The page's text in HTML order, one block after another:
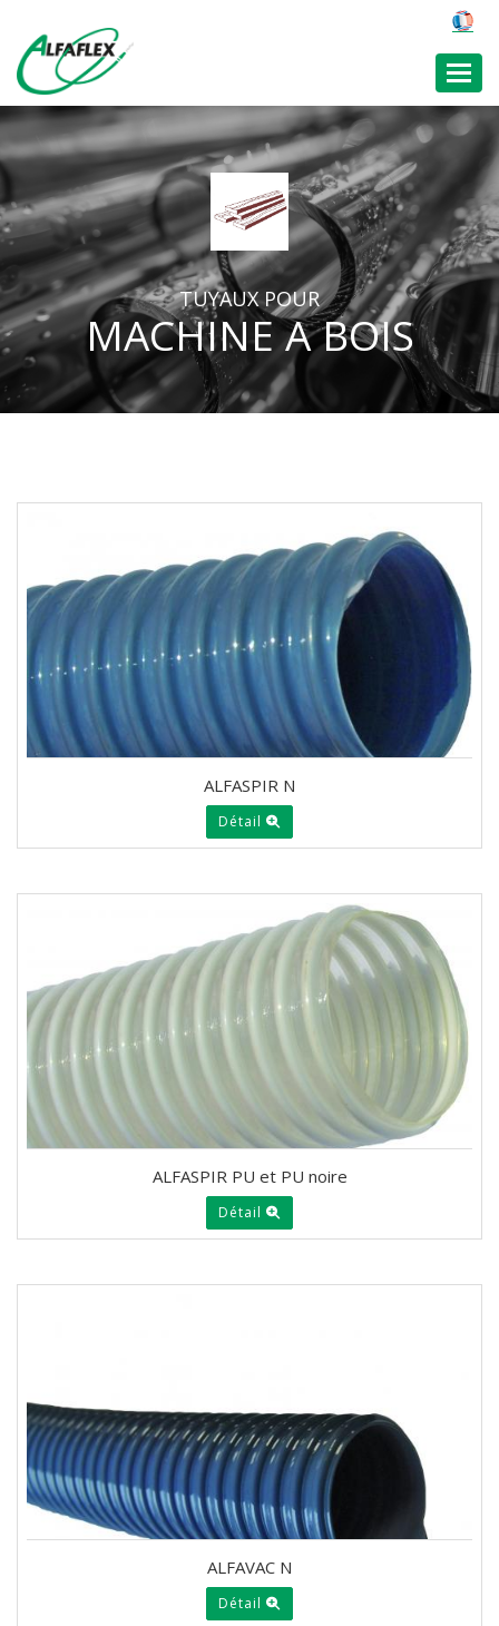
TUYAUX POUR
MACHINE A BOIS
ALFASPIR N
Détail
ALFASPIR PU et PU noire
Détail
ALFAVAC N
Détail